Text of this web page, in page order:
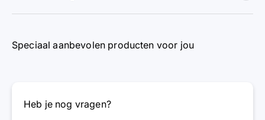
Speciaal aanbevolen producten voor jou
Heb je nog vragen?